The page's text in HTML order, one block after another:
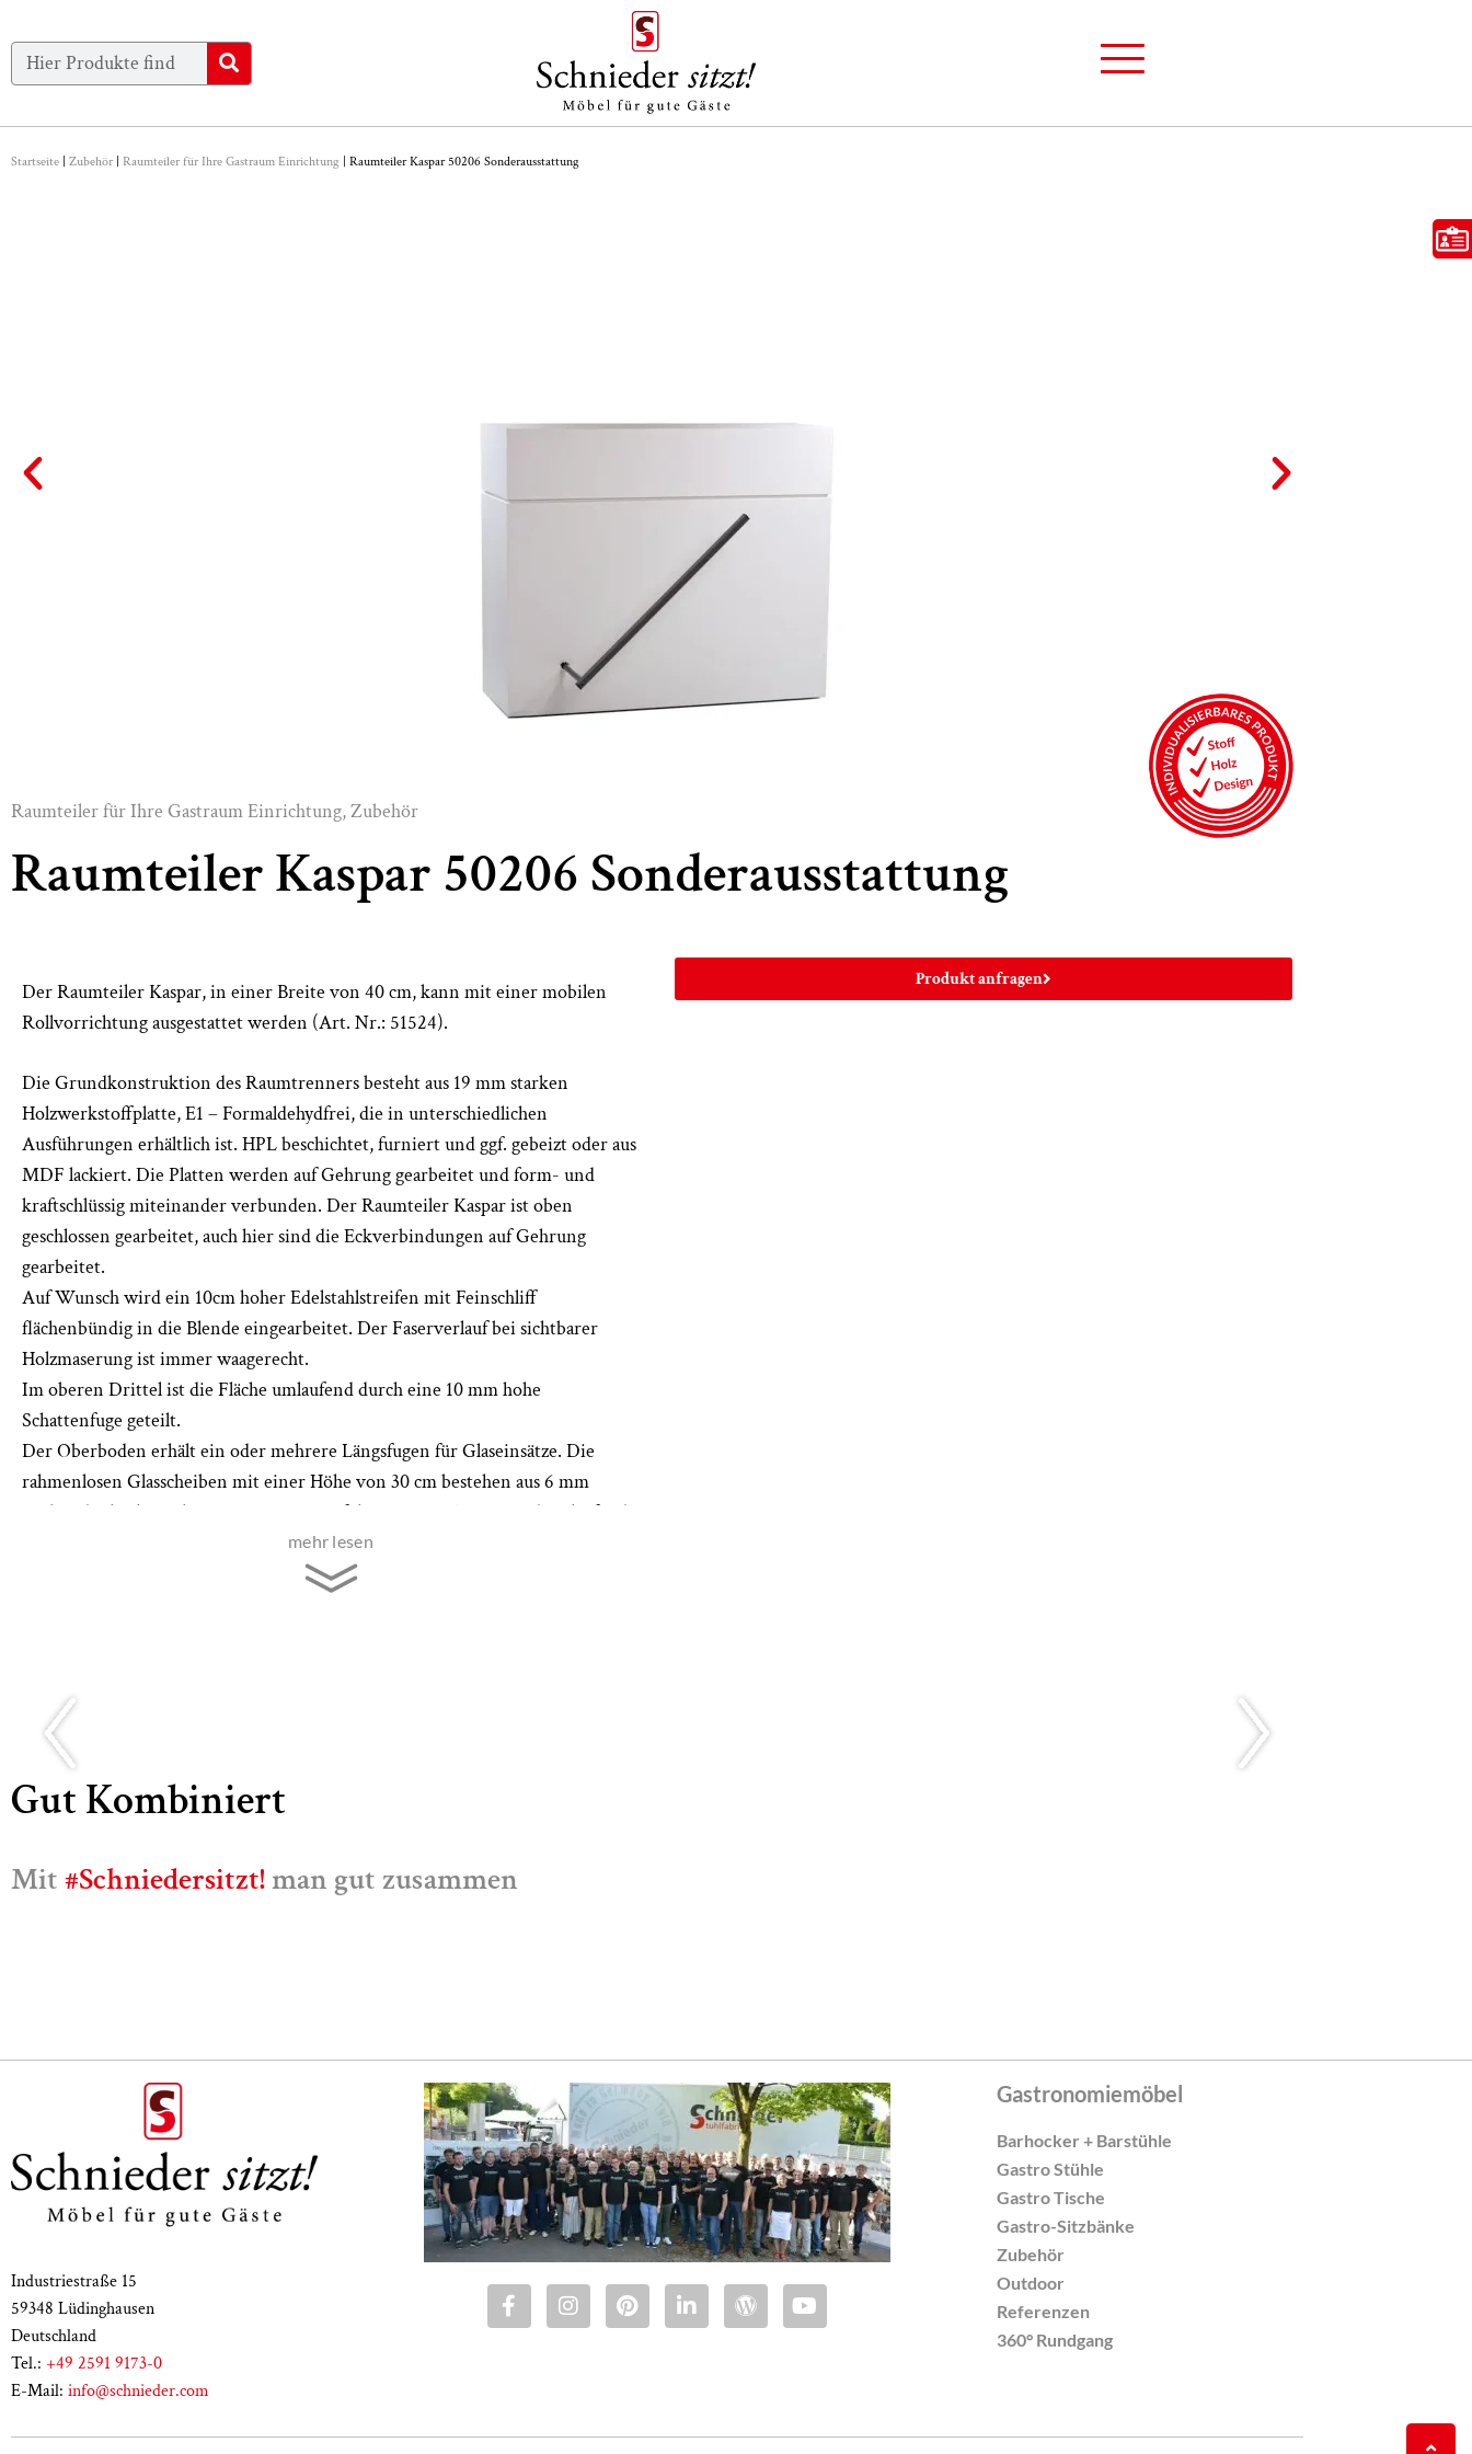
Startseite Zubehör| Raumteiler für Ihre Gastraum Einrichtung Raumteiler Kaspar 50206 Sonderausstattung
Raumteiler für Ihre Gastraum Einrichtung,Zubehör
Raumteiler Kaspar 50206 Sonderausstattung
Der Raumteiler Kaspar, in einer Breite von 40 cm, kann mit einer mobilen
Rollvorrichtung ausgestattet werden (Art. Nr.: 51524).
Die Grundkonstruktion des Raumtrenners besteht aus 19 mm starken
Holzwerkstoffplatte, E1 – Formaldehydfrei, die in unterschiedlichen
Ausführungen erhältlich ist. HPL beschichtet, furniert und ggf. gebeizt oder aus
MDF lackiert. Die Platten werden auf Gehrung gearbeitet und form- und
kraftschlüssig miteinander verbunden. Der Raumteiler Kaspar ist oben
geschlossen gearbeitet, auch hier sind die Eckverbindungen auf Gehrung
gearbeitet.
Auf Wunsch wird ein 10cm hoher Edelstahlstreifen mit Feinschliff
flächenbündig in die Blende eingearbeitet. Der Faserverlauf bei sichtbarer
Holzmaserung ist immer waagerecht.
Im oberen Drittel ist die Fläche umlaufend durch eine 10 mm hohe
Schattenfuge geteilt.
Der Oberboden erhält ein oder mehrere Längsfugen für Glaseinsätze. Die
rahmenlosen Glasscheiben mit einer Höhe von 30 cm bestehen aus 6 mm
Verbundsicherheitsglas in satinierter Ausführung. Die Kanten sind umlaufend
leicht gefast und poliert. Die Glasscheiben werden in die obere Längsnut
eingeführt und im Innenkorpus mit Hilfe von Holzspangen gehalten. Die
mehr lesen
Produkt anfragen
Gut Kombiniert
Mit#Schniedersitzt!man gut zusammen
Industriestraße 15
59348 Lüdinghausen
Deutschland
Tel.: +49 2591 9173-0
E-Mail: info@schnieder.com
Gastronomiemöbel
Barhocker + Barstühle
Gastro Stühle
Gastro Tische
Gastro-Sitzbänke
Zubehör
Outdoor
Referenzen
360° Rundgang